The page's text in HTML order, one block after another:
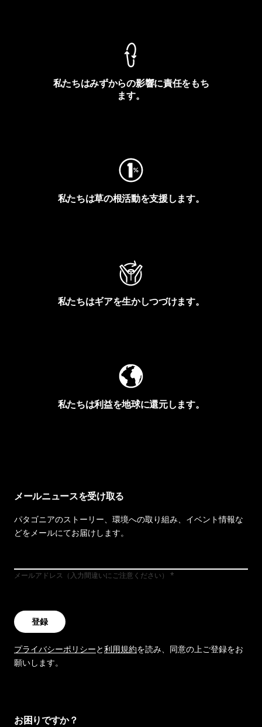
私たちはみずからの影響に責任をもち
ます。
私たちは草の根活動を支援します。
私たちはギアを生かしつづけます。
私たちは利益を地球に還元します。
メールニュースを受け取る
パタゴニアのストーリー、環境への取り組み、イベント情報な
どをメールにてお届けします。
メールアドレス（入力間違いにご注意ください）
登録
プライバシーポリシーと利用規約を読み、同意の上ご登録をお
願いします。
お困りですか？